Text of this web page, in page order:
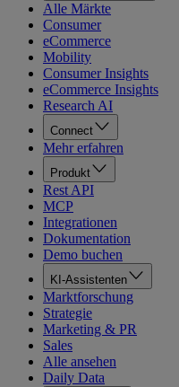
Alle Märkte
Consumer
eCommerce
Mobility
Consumer Insights
eCommerce Insights
Research AI
Connect
Mehr erfahren
Produkt
Rest API
MCP
Integrationen
Dokumentation
Demo buchen
KI-Assistenten
Marktforschung
Strategie
Marketing & PR
Sales
Alle ansehen
Daily Data